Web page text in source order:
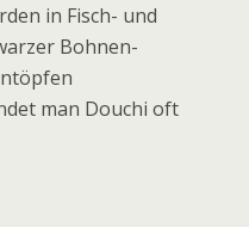
in Fisch- und
Bohnen-
man Douchi oft